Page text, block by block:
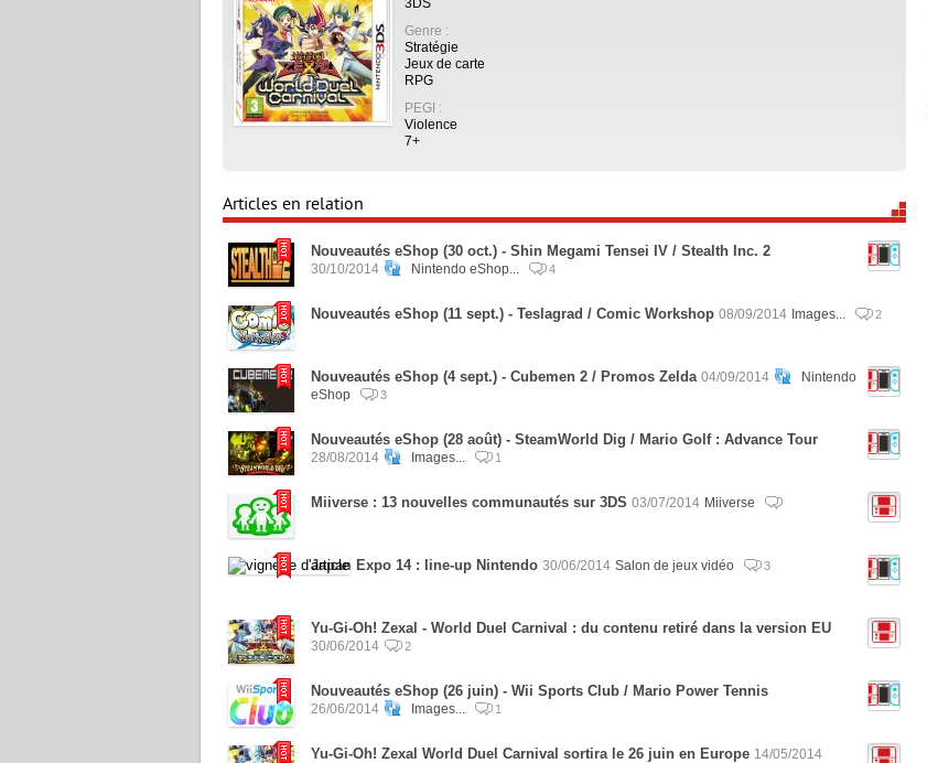
Genre :
Stratégie
Jeux de carte
RPG
PEGI :
Violence
7+
Articles en relation
Nouveautés eShop (30 oct.) - Shin Megami Tensei IV / Stealth Inc. 2
30/10/2014 Nintendo eShop... 4
Nouveautés eShop (11 sept.) - Teslagrad / Comic Workshop 08/09/2014 Images... 2
Nouveautés eShop (4 sept.) - Cubemen 2 / Promos Zelda 04/09/2014
Nintendo
eShop
3
Nouveautés eShop (28 août) - SteamWorld Dig / Mario Golf : Advance Tour
28/08/2014 Images... 1
Miiverse : 13 nouvelles communautés sur 3DS 03/07/2014 Miiverse
Japan Expo 14 : line-up Nintendo 30/06/2014 Salon de jeux vidéo 3
Yu-Gi-Oh! Zexal - World Duel Carnival : du contenu retiré dans la version EU
30/06/2014 2
Nouveautés eShop (26 juin) - Wii Sports Club / Mario Power Tennis
26/06/2014 Images... 1
Yu-Gi-Oh! Zexal World Duel Carnival sortira le 26 juin en Europe 14/05/2014